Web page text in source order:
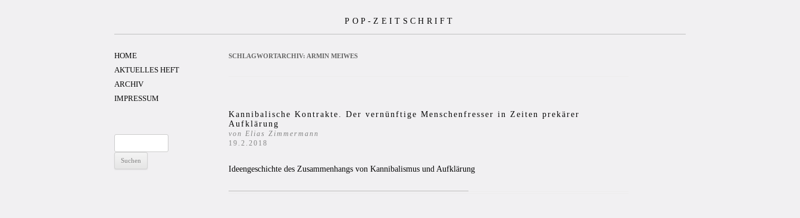
POP-ZEITSCHRIFT
SCHLAGWORTARCHIV: ARMIN MEIWES
Kannibalische Kontrakte. Der vernünftige Menschenfresser in Zeiten prekärer
Aufklärung
von Elias Zimmermann
19.2.2018
Ideengeschichte des Zusammenhangs von Kannibalismus und Aufklärung
HOME
AKTUELLES HEFT
ARCHIV
IMPRESSUM
nach: